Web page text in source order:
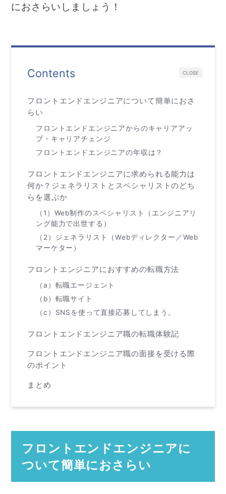
におさらいしましょう！
CLOSE
Contents
フロントエンドエンジニアについて簡単におさ
らい
フロントエンドエンジニアからのキャリアアッ
プ・キャリアチェンジ
フロントエンドエンジニアの年収は？
フロントエンドエンジニアに求められる能力は
何か？ジェネラリストとスペシャリストのどち
らを選ぶか
（1）Web制作のスペシャリスト（エンジニアリ
ング能力で出世する）
（2）ジェネラリスト（Webディレクター／Web
マーケター）
フロントエンジニアにおすすめの転職方法
（a）転職エージェント
（b）転職サイト
（c）SNSを使って直接応募してしまう。
フロントエンドエンジニア職の転職体験記
フロントエンドエンジニア職の面接を受ける際
のポイント
まとめ
フロントエンドエンジニアに
ついて簡単におさらい